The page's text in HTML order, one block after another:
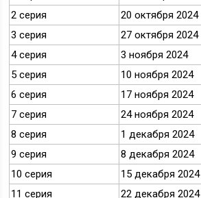
2 серия
20 октября 2024
3 серия
27 октября 2024
4 серия
3 ноября 2024
5 серия
10 ноября 2024
6 серия
17 ноября 2024
7 серия
24 ноября 2024
8 серия
1 декабря 2024
9 серия
8 декабря 2024
10 серия
15 декабря 2024
11 серия
22 декабря 2024